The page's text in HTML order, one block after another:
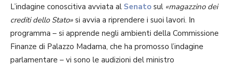
L’indagine conoscitiva avviata al Senato sul «magazzino dei
crediti dello Stato» si avvia a riprendere i suoi lavori. In
programma – si apprende negli ambienti della Commissione
Finanze di Palazzo Madama, che ha promosso l’indagine
parlamentare – vi sono le audizioni del ministro